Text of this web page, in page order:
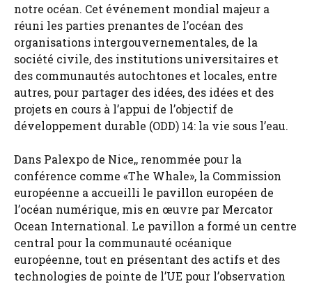
notre océan. Cet événement mondial majeur a
réuni les parties prenantes de l’océan des
organisations intergouvernementales, de la
société civile, des institutions universitaires et
des communautés autochtones et locales, entre
autres, pour partager des idées, des idées et des
projets en cours à l’appui de l’objectif de
développement durable (ODD) 14: la vie sous l’eau.
Dans Palexpo de Nice,, renommée pour la
conférence comme «The Whale», la Commission
européenne a accueilli le pavillon européen de
l’océan numérique, mis en œuvre par Mercator
Ocean International. Le pavillon a formé un centre
central pour la communauté océanique
européenne, tout en présentant des actifs et des
technologies de pointe de l’UE pour l’observation